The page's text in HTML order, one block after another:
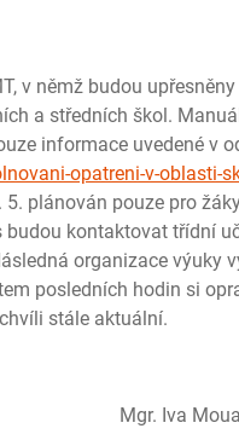
v němž budou
a středních škol.
informace uvedené v
opatreni-v-oblasti-
plánován pouze pro
kontaktovat třídní
organizace výuky
posledních hodin si
stále aktuální.